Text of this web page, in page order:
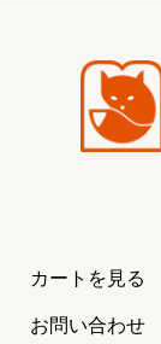
カートを見る
お問い合わせ